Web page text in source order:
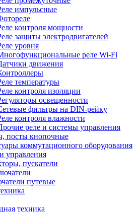
импульсные
контроля мощности
защиты электродвигателей
уровня
реле Wi-Fi
движения
температуры
контроля изоляции
освещенности
фильтры на DIN-рейку
контроля влажности
реле и системы управления
посты кнопочные
коммутационного оборудования
управления
пускатели
путевые
техника